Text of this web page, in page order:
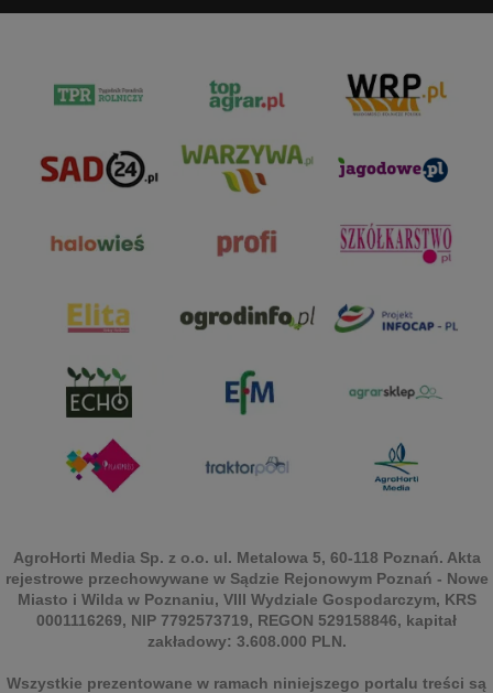
AgroHorti Media Sp. z o.o. ul. Metalowa 5, 60-118 Poznań. Akta
rejestrowe przechowywane w Sądzie Rejonowym Poznań - Nowe
Miasto i Wilda w Poznaniu, VIII Wydziale Gospodarczym, KRS
0001116269, NIP 7792573719, REGON 529158846, kapitał
zakładowy: 3.608.000 PLN.
Wszystkie prezentowane w ramach niniejszego portalu treści są